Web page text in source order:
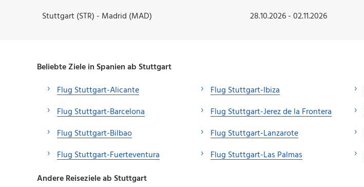
Stuttgart (STR) - Madrid (MAD) 28.10.2026 - 02.11.2026
Beliebte Ziele in Spanien ab Stuttgart
Flug Stuttgart-Alicante
Flug Stuttgart-Barcelona
Flug Stuttgart-Bilbao
Flug Stuttgart-Fuerteventura
Flug Stuttgart-Ibiza
Flug Stuttgart-Jerez de la Frontera
Flug Stuttgart-Lanzarote
Flug Stuttgart-Las Palmas
Andere Reiseziele ab Stuttgart